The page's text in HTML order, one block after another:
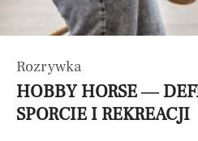
Rozrywka
HOBBY HORSE —
SPORCIE I REKREACJI